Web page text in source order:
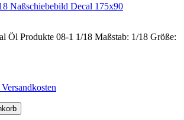
Naßschiebebild Decal 175x90
Öl Produkte 08-1 1/18 Maßstab: 1/18 Größe: